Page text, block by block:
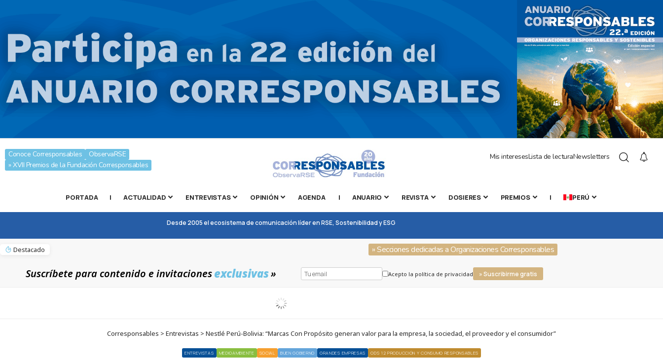
Conoce Corresponsables
ObservaRSE
» XVII Premios de la Fundación Corresponsables
Mis interesesLista de lecturaNewsletters
PORTADA | ACTUALIDAD ENTREVISTAS OPINIÓN AGENDA | ANUARIO REVISTA DOSIERES PREMIOS | PERÚ
Desde 2005 el ecosistema de comunicación líder en RSE, Sostenibilidad y ESG
Destacado » Secciones dedicadas a Organizaciones Corresponsables
Suscríbete para contenido e invitacionesexclusivas» Acepto la política de privacidad » Suscribirme gratis
Corresponsables > Entrevistas > Nestlé Perú-Bolivia: “Marcas Con Propósito generan valor para la empresa, la sociedad, el proveedor y el consumidor”
ENTREVISTAS MEDIOAMBIENTE SOCIAL BUEN GOBIERNO GRANDES EMPRESAS ODS 12 PRODUCCIÓN Y CONSUMO RESPONSABLES